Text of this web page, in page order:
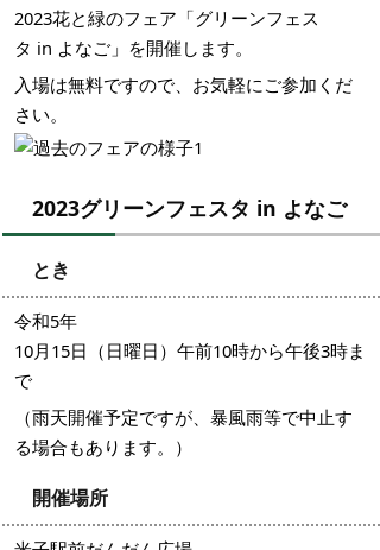
2023花と緑のフェア「グリーンフェス
タ in よなご」を開催します。
入場は無料ですので、お気軽にご参加くだ
さい。
2023グリーンフェスタ in よなご
とき
令和5年
10月15日（日曜日）午前10時から午後3時ま
で
（雨天開催予定ですが、暴風雨等で中止す
る場合もあります。）
開催場所